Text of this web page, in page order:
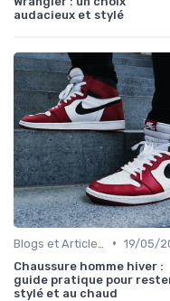
audacieux et stylé
• 19/05/
Chaussure homme hiver :
guide pratique pour
stylé et au chaud